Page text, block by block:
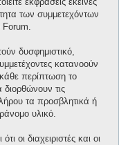
των συμμετεχόντων
Forum.
δυσφημιστικό,
κατανοούν
κάθε περίπτωση το
διορθώνουν τις
τα προσβλητικά ή
υλικό.
οι διαχειριστές και οι